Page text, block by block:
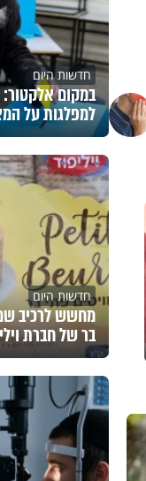
חדשות היום
במקום אלקטור:
למפלגות על
חדשות היום
מחשש לרכיב
בר של חברת